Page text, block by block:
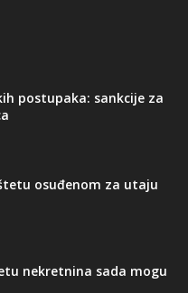
postupaka: sankcije za
osuđenom za utaju
nekretnina sada mogu